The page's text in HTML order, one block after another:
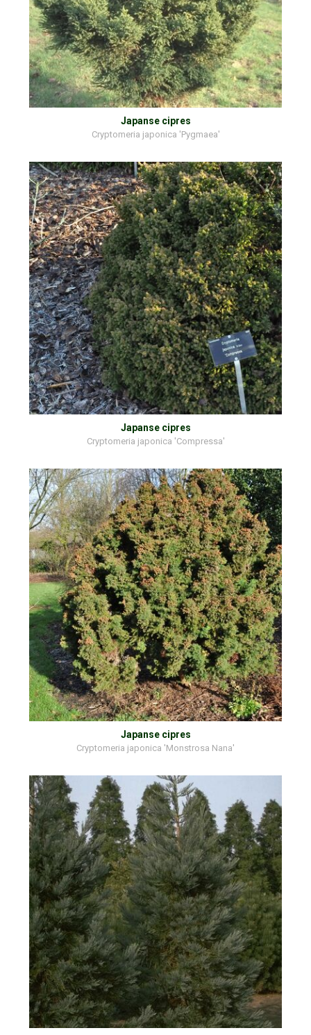
Japanse cipres
Cryptomeria japonica 'Pygmaea'
Japanse cipres
Cryptomeria japonica 'Compressa'
Japanse cipres
Cryptomeria japonica 'Monstrosa Nana'